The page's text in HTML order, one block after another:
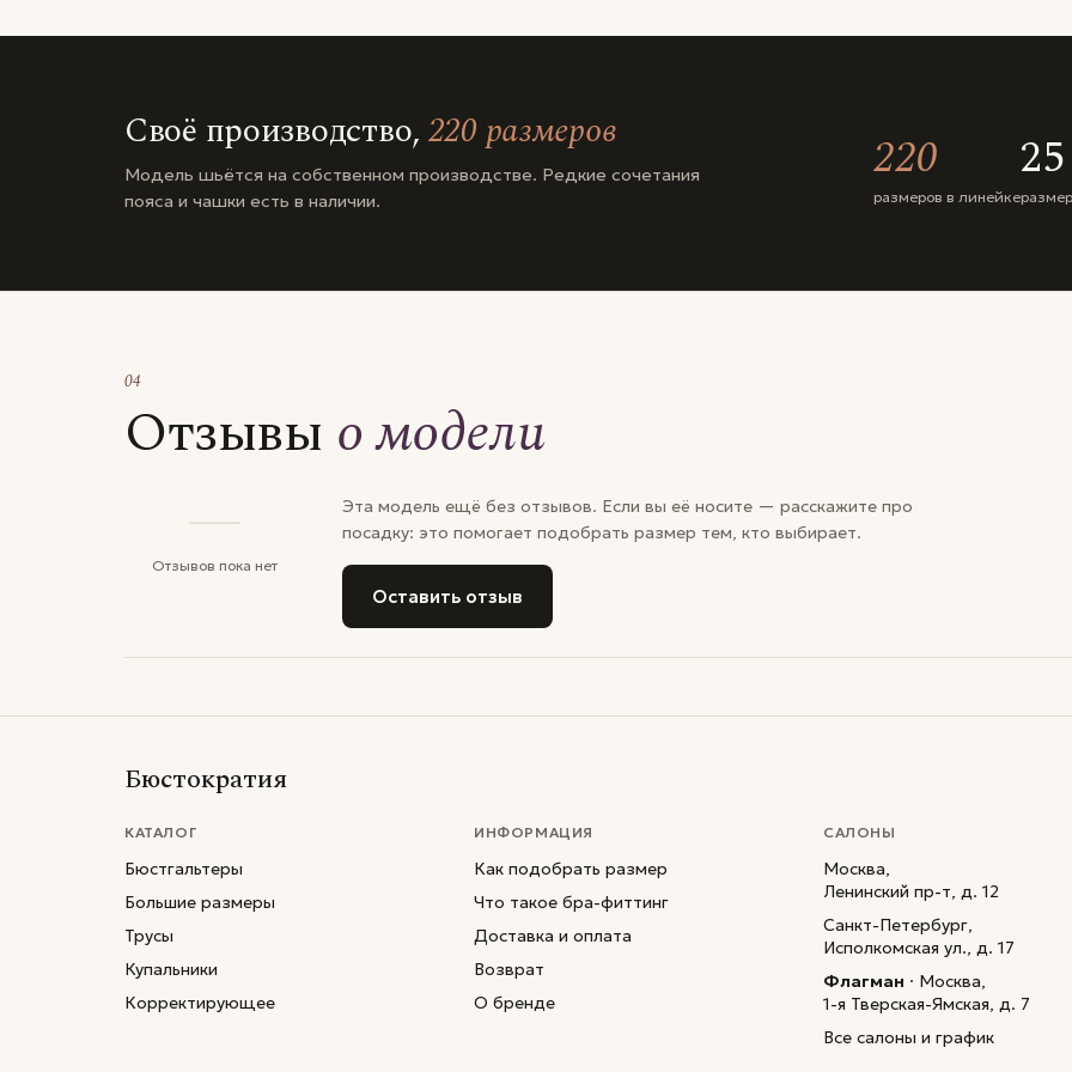
Своё производство,220 размеров
Модель шьётся на собственном производстве. Редкие сочетания
пояса и чашки есть в наличии.
220
размеров в линейке
25
04
Отзывы о модели
—
Отзывов пока нет
Эта модель ещё без отзывов. Если вы её носите — расскажите про
посадку: это помогает подобрать размер тем, кто выбирает.
Оставить отзыв
Бюстократия
КАТАЛОГ
Бюстгальтеры
Большие размеры
Трусы
Купальники
Корректирующее
ИНФОРМАЦИЯ
Как подобрать размер
Что такое бра-фиттинг
Доставка и оплата
Возврат
О бренде
САЛОНЫ
Москва,
Ленинский пр-т, д. 12
Санкт-Петербург,
Исполкомская ул., д. 17
Флагман · Москва,
1-я Тверская-Ямская, д. 7
Все салоны и график